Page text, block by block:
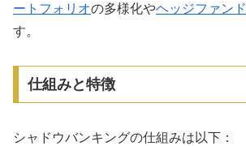
ートフォリオの多様化やヘッジファンド
す。
仕組みと特徴
シャドウバンキングの仕組みは以下：